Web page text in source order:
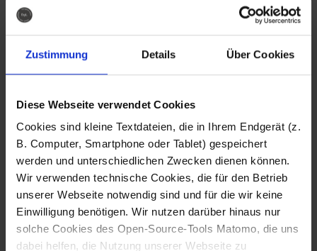
Zustimmung Details Über Cookies
Diese Webseite verwendet Cookies
Cookies sind kleine Textdateien, die in Ihrem Endgerät (z.
B. Computer, Smartphone oder Tablet) gespeichert
werden und unterschiedlichen Zwecken dienen können.
Wir verwenden technische Cookies, die für den Betrieb
unserer Webseite notwendig sind und für die wir keine
Einwilligung benötigen. Wir nutzen darüber hinaus nur
solche Cookies des Open-Source-Tools Matomo, die uns
dabei helfen, die Nutzung unserer Webseite zu
Fotografo: Lorenz
Sternbach
Download
Fotografo: Lorenz
Sternbach
Download